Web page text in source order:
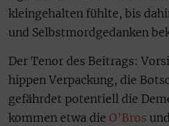
kleingehalten fühlte, bis
und Selbstmordgedanken
Der Tenor des Beitrags:
hippen Verpackung, die
gefährdet potentiell die
kommen etwa die O’Bros